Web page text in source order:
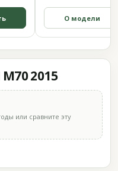
О модели
2015
или сравните эту